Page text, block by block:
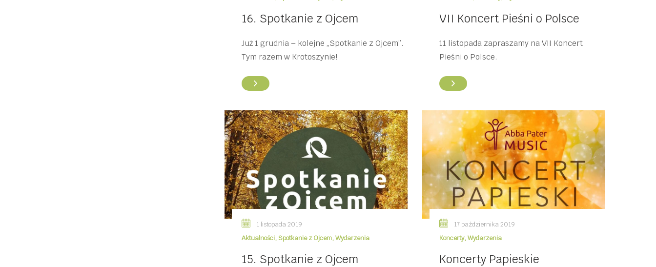
16. Spotkanie z Ojcem
Już 1 grudnia – kolejne „Spotkanie z Ojcem”.
Tym razem w Krotoszynie!
VII Koncert Pieśni o Polsce
11 listopada zapraszamy na VII Koncert
Pieśni o Polsce.
1 listopada 2019
Aktualności, Spotkanie z Ojcem,Wydarzenia
15. Spotkanie z Ojcem
17 października 2019
Koncerty,Wydarzenia
Koncerty Papieskie